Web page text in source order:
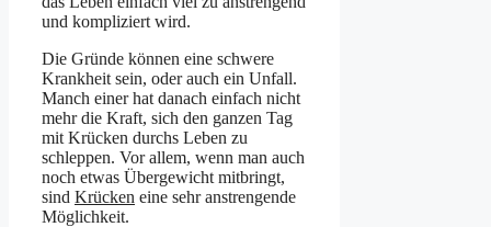
und kompliziert wird.
Die Gründe können eine schwere
Krankheit sein, oder auch ein Unfall.
Manch einer hat danach einfach nicht
mehr die Kraft, sich den ganzen Tag
mit Krücken durchs Leben zu
schleppen. Vor allem, wenn man auch
noch etwas Übergewicht mitbringt,
sind Krücken eine sehr anstrengende
Möglichkeit.